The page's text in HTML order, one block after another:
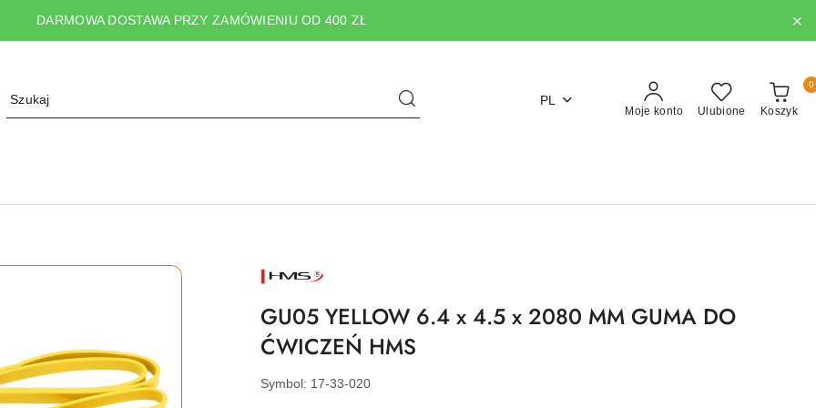
DARMOWA DOSTAWA PRZY ZAMÓWIENIU OD 400 ZŁ
PL
Moje konto Ulubione Koszyk
0
NAZWA
PRODUCENTA:
GU05 YELLOW 6.4 x 4.5 x 2080 MM GUMA DO
ĆWICZEŃ HMS
Symbol: 17-33-020